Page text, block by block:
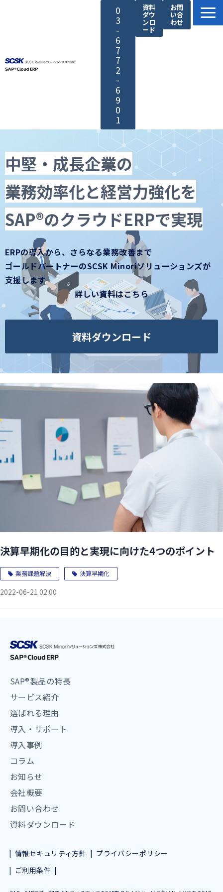
0
3
-
6
7
7
2
-
6
9
0
1
資料
ダウ
ンロ
ード
お問
い合
わせ
SAP®製品の特長
サービス紹介
SCSK Minoriソリューションズが選ばれる理由
導入・サポート
導入事例
コラム
お知らせ
中堅・成長企業の
業務効率化と経営力強化を
SAP®のクラウドERPで実現
ERPの導入から、さらなる業務改善まで
ゴールドパートナーのSCSK Minoriソリューションズが
支援します
詳しい資料はこちら
資料ダウンロード
決算早期化の目的と実現に向けた4つのポイント
業務課題解決 決算早期化
2022-06-21 02:00
SAP®製品の特長
サービス紹介
選ばれる理由
導入・サポート
導入事例
コラム
お知らせ
会社概要
お問い合わせ
資料ダウンロード
情報セキュリティ方針
プライバシーポリシー
ご利用条件